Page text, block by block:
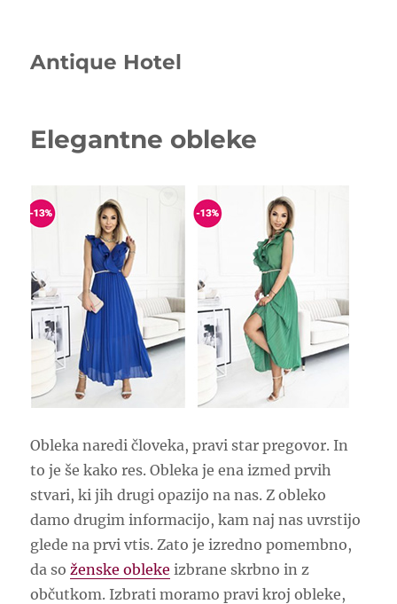
Antique Hotel
Elegantne obleke
Obleka naredi človeka, pravi star pregovor. In
to je še kako res. Obleka je ena izmed prvih
stvari, ki jih drugi opazijo na nas. Z obleko
damo drugim informacijo, kam naj nas uvrstijo
glede na prvi vtis. Zato je izredno pomembno,
da soženske obleke izbrane skrbno in z
občutkom. Izbrati moramo pravi kroj obleke,